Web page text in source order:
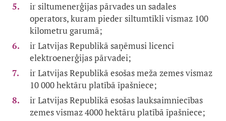
ir siltumenerģijas pārvades un sadales
operators, kuram pieder siltumtīkli vismaz 100
kilometru garumā;
ir Latvijas Republikā saņēmusi licenci
elektroenerģijas pārvadei;
ir Latvijas Republikā esošas meža zemes vismaz
10 000 hektāru platībā īpašniece;
ir Latvijas Republikā esošas lauksaimniecības
zemes vismaz 4000 hektāru platībā īpašniece;